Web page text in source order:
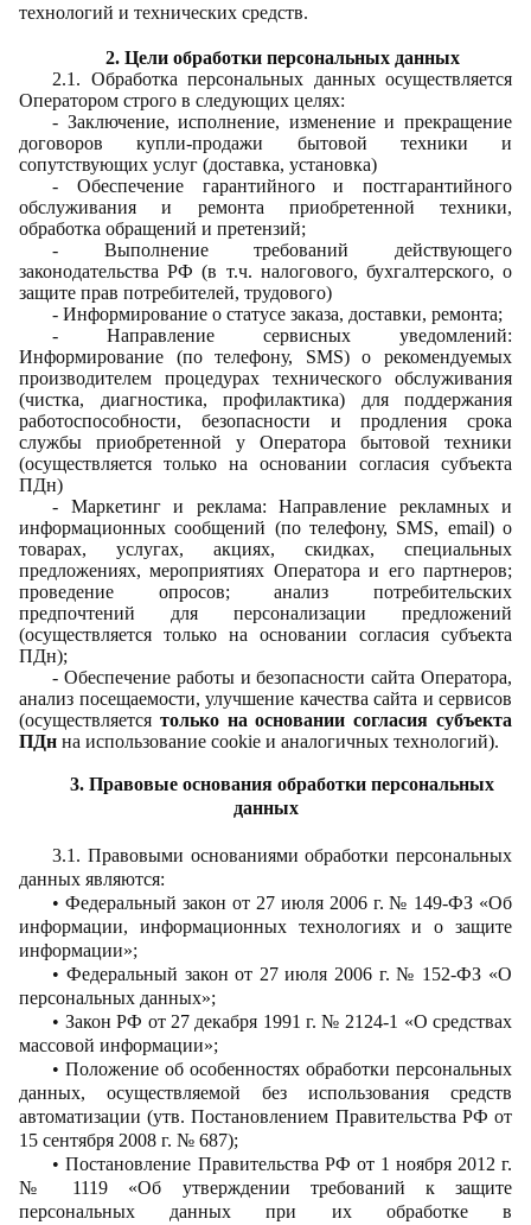
технологий и технических средств.
2. Цели обработки персональных данных
2.1. Обработка персональных данных осуществляется
Оператором строго в следующих целях:
- Заключение, исполнение, изменение и прекращение
договоров купли-продажи бытовой техники и
сопутствующих услуг (доставка, установка)
- Обеспечение гарантийного и постгарантийного
обслуживания и ремонта приобретенной техники,
обработка обращений и претензий;
- Выполнение требований действующего
законодательства РФ (в т.ч. налогового, бухгалтерского, о
защите прав потребителей, трудового)
- Информирование о статусе заказа, доставки, ремонта;
- Направление сервисных уведомлений:
Информирование (по телефону, SMS) о рекомендуемых
производителем процедурах технического обслуживания
(чистка, диагностика, профилактика) для поддержания
работоспособности, безопасности и продления срока
службы приобретенной у Оператора бытовой техники
(осуществляется только на основании согласия субъекта
ПДн)
- Маркетинг и реклама:
Направление рекламных и
информационных сообщений (по телефону, SMS, email) о
товарах, услугах, акциях, скидках, специальных
предложениях, мероприятиях Оператора и его партнеров;
проведение опросов; анализ потребительских
предпочтений для персонализации предложений
(осуществляется только на основании согласия субъекта
ПДн);
- Обеспечение работы и безопасности сайта Оператора,
анализ посещаемости, улучшение качества сайта и сервисов
(осуществляется только на основании согласия субъекта
ПДн на использование cookie и аналогичных технологий).
3. Правовые основания обработки персональных
данных
3.1. Правовыми основаниями обработки персональных
данных являются:
• Федеральный закон от 27 июля 2006 г. № 149-ФЗ «Об
информации, информационных технологиях и о защите
информации»;
• Федеральный закон от 27 июля 2006 г. № 152-ФЗ «О
персональных данных»;
• Закон РФ от 27 декабря 1991 г. № 2124-1 «О средствах
массовой информации»;
• Положение об особенностях обработки персональных
данных, осуществляемой без использования средств
автоматизации (утв. Постановлением Правительства РФ от
15 сентября 2008 г. № 687);
• Постановление Правительства РФ от 1 ноября 2012 г.
№ 1119 «Об утверждении требований к защите
персональных данных при их обработке в